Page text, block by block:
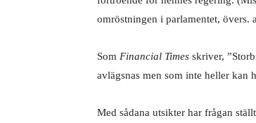
omröstningen i parlamentet, övers.
Som Financial Times skriver,
avlägsnas men som inte heller kan
Med sådana utsikter har frågan